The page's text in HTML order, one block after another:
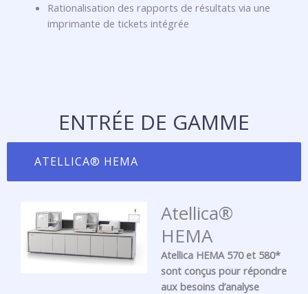
Rationalisation des rapports de résultats via une
imprimante de tickets intégrée
ENTRÉE DE GAMME
ATELLICA® HEMA
Atellica®
HEMA
Atellica HEMA 570 et 580*
sont conçus pour répondre
aux besoins d’analyse